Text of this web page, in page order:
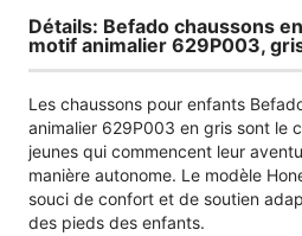
Détails: Befado chaussons
motif animalier 629P003,
Les chaussons pour enfants
animalier 629P003 en gris sont le
jeunes qui commencent leur
manière autonome. Le modèle
souci de confort et de soutien
des pieds des enfants.